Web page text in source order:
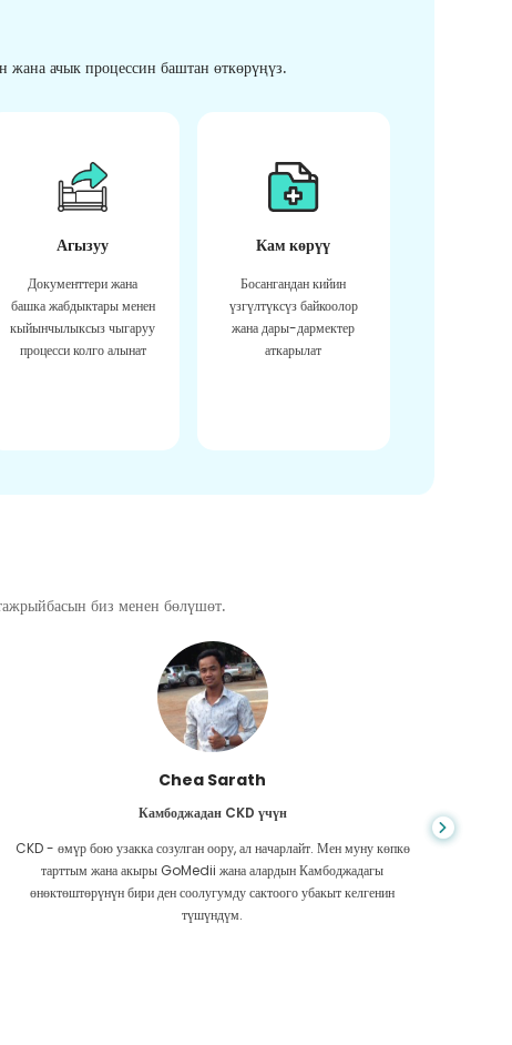
ачык процессин баштан өткөрүңүз.
Агызуу
Документтери жана
башка жабдыктары менен
кыйынчылыксыз чыгаруу
процесси колго алынат
Кам көрүү
Босангандан кийин
үзгүлтүксүз байкоолор
жана дары-дармектер
аткарылат
биз менен бөлүшөт.
Chea Sarath
Камбоджадан CKD үчүн
CKD - өмүр бою узакка созулган оору, ал начарлайт. Мен муну көпкө
тарттым жана акыры GoMedii жана алардын Камбоджадагы
өнөктөштөрүнүн бири ден соолугумду сактоого убакыт келгенин
түшүндүм.